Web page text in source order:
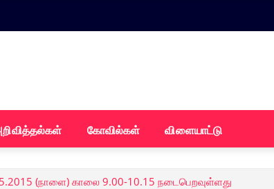
கோவில்கள் விளையாட்டு
(நாளை) காலை 9.00-10.15 நடைபெறவுள்ளது